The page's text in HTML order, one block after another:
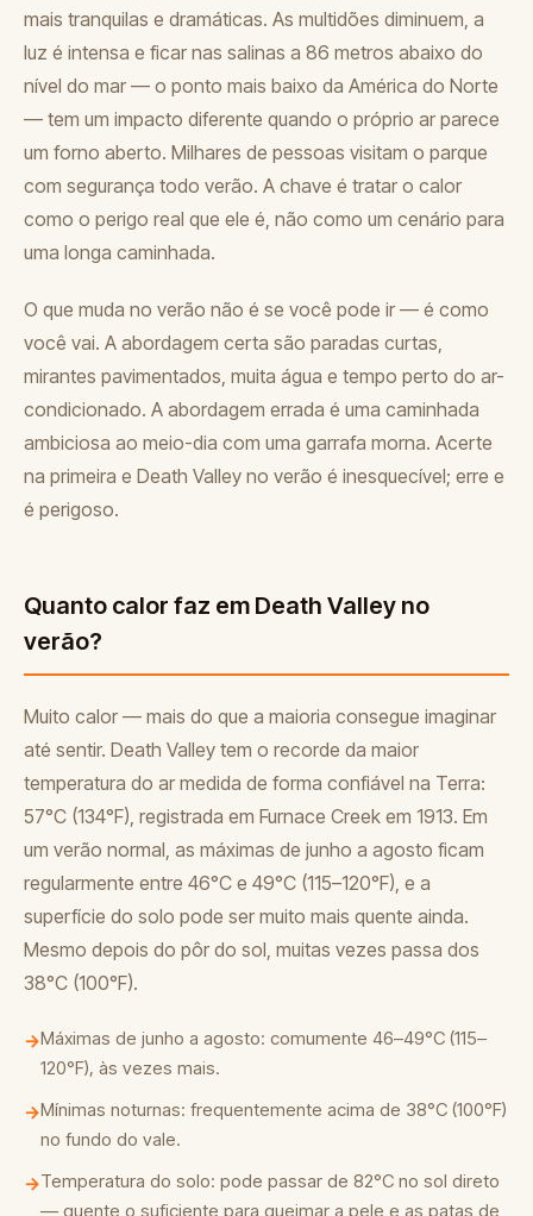
mais tranquilas e dramáticas. As multidões diminuem, a
luz é intensa e ficar nas salinas a 86 metros abaixo do
nível do mar — o ponto mais baixo da América do Norte
— tem um impacto diferente quando o próprio ar parece
um forno aberto. Milhares de pessoas visitam o parque
com segurança todo verão. A chave é tratar o calor
como o perigo real que ele é, não como um cenário para
uma longa caminhada.
O que muda no verão não é se você pode ir — é como
você vai. A abordagem certa são paradas curtas,
mirantes pavimentados, muita água e tempo perto do ar-
condicionado. A abordagem errada é uma caminhada
ambiciosa ao meio-dia com uma garrafa morna. Acerte
na primeira e Death Valley no verão é inesquecível; erre e
é perigoso.
Quanto calor faz em Death Valley no
verão?
Muito calor — mais do que a maioria consegue imaginar
até sentir. Death Valley tem o recorde da maior
temperatura do ar medida de forma confiável na Terra:
57°C (134°F), registrada em Furnace Creek em 1913. Em
um verão normal, as máximas de junho a agosto ficam
regularmente entre 46°C e 49°C (115–120°F), e a
superfície do solo pode ser muito mais quente ainda.
Mesmo depois do pôr do sol, muitas vezes passa dos
38°C (100°F).
→Máximas de junho a agosto: comumente 46–49°C (115–
120°F), às vezes mais.
→Mínimas noturnas: frequentemente acima de 38°C (100°F)
no fundo do vale.
→Temperatura do solo: pode passar de 82°C no sol direto
— quente o suficiente para queimar a pele e as patas de